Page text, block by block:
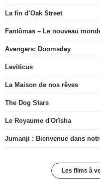
La fin d’Oak Street
Fantômas – Le nouveau
Avengers: Doomsday
Leviticus
La Maison de nos rêves
The Dog Stars
Le Royaume d'Orïsha
Jumanji : Bienvenue dans
Les films à